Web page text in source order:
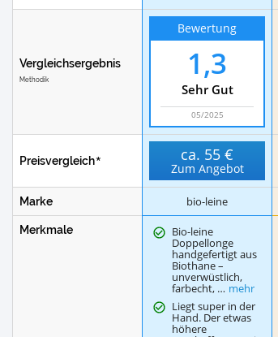
Vergleichsergebnis
Methodik
Bewertung
1,3
Sehr Gut
05/2025
Preisvergleich ca. 55 €
Zum Angebot
Marke bio-leine
Merkmale Bio-leine
Doppellonge
handgefertigt aus
Biothane –
unverwüstlich,
farbecht, … mehr
Liegt super in der
Hand. Der etwas
höhere